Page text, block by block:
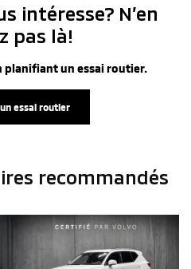
intéresse? N’en
pas là!
planifiant un essai routier.
essai routier
recommandés